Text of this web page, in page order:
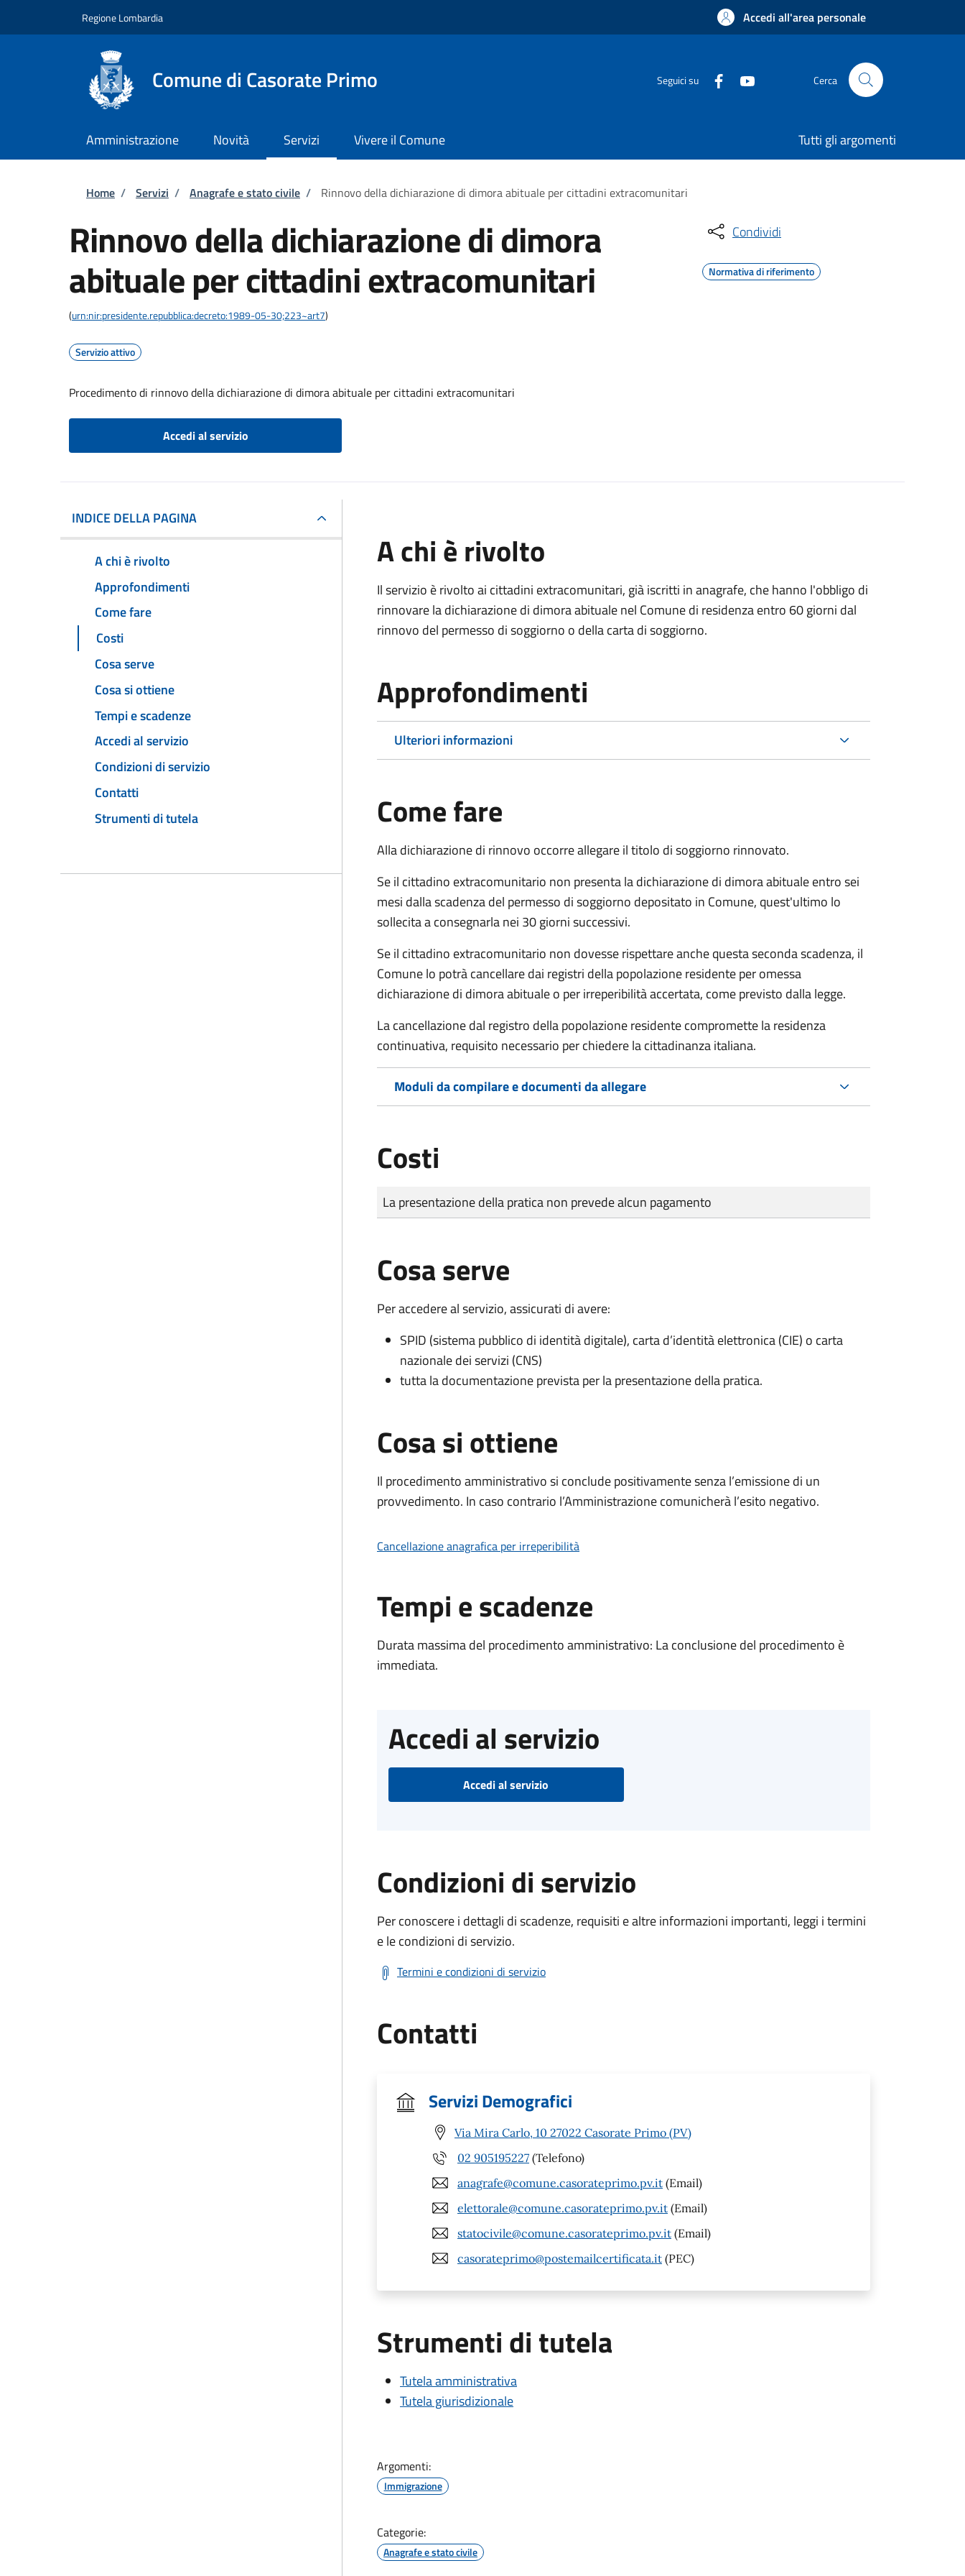
Regione Lombardia Accedi all'area personale
Comune di Casorate Primo Seguici su Cerca
Amministrazione Novità Servizi Vivere il Comune Tutti gli argomenti
Briciole di pane
Home / Servizi / Anagrafe e stato civile / Rinnovo della dichiarazione di dimora abituale per cittadini extracomunitari
Rinnovo della dichiarazione di dimora
abituale per cittadini extracomunitari
(urn:nir:presidente.repubblica:decreto:1989-05-30;223~art7)
Servizio attivo
Procedimento di rinnovo della dichiarazione di dimora abituale per cittadini extracomunitari
Accedi al servizio
Condividi
Normativa di riferimento
INDICE DELLA PAGINA
A chi è rivolto
Approfondimenti
Come fare
Costi
Cosa serve
Cosa si ottiene
Tempi e scadenze
Accedi al servizio
Condizioni di servizio
Contatti
Strumenti di tutela
A chi è rivolto
Il servizio è rivolto ai cittadini extracomunitari, già iscritti in anagrafe, che hanno l'obbligo di
rinnovare la dichiarazione di dimora abituale nel Comune di residenza entro 60 giorni dal
rinnovo del permesso di soggiorno o della carta di soggiorno.
Approfondimenti
Ulteriori informazioni
Come fare
Alla dichiarazione di rinnovo occorre allegare il titolo di soggiorno rinnovato.
Se il cittadino extracomunitario non presenta la dichiarazione di dimora abituale entro sei
mesi dalla scadenza del permesso di soggiorno depositato in Comune, quest'ultimo lo
sollecita a consegnarla nei 30 giorni successivi.
Se il cittadino extracomunitario non dovesse rispettare anche questa seconda scadenza, il
Comune lo potrà cancellare dai registri della popolazione residente per omessa
dichiarazione di dimora abituale o per irreperibilità accertata, come previsto dalla legge.
La cancellazione dal registro della popolazione residente compromette la residenza
continuativa, requisito necessario per chiedere la cittadinanza italiana.
Moduli da compilare e documenti da allegare
Costi
Tipo di pagamento
Importo
La presentazione della pratica non prevede alcun pagamento
Cosa serve
Per accedere al servizio, assicurati di avere:
SPID (sistema pubblico di identità digitale), carta d’identità elettronica (CIE) o carta
nazionale dei servizi (CNS)
tutta la documentazione prevista per la presentazione della pratica.
Cosa si ottiene
Il procedimento amministrativo si conclude positivamente senza l’emissione di un
provvedimento. In caso contrario l’Amministrazione comunicherà l’esito negativo.
Cancellazione anagrafica per irreperibilità
Tempi e scadenze
Durata massima del procedimento amministrativo: La conclusione del procedimento è
immediata.
Accedi al servizio
Accedi al servizio
Condizioni di servizio
Per conoscere i dettagli di scadenze, requisiti e altre informazioni importanti, leggi i termini
e le condizioni di servizio.
Termini e condizioni di servizio
Contatti
Servizi Demografici
Via Mira Carlo, 10 27022 Casorate Primo (PV)
02 905195227 (Telefono)
anagrafe@comune.casorateprimo.pv.it (Email)
elettorale@comune.casorateprimo.pv.it (Email)
statocivile@comune.casorateprimo.pv.it (Email)
casorateprimo@postemailcertificata.it (PEC)
Strumenti di tutela
Tutela amministrativa
Tutela giurisdizionale
Argomenti:
Immigrazione
Categorie:
Anagrafe e stato civile